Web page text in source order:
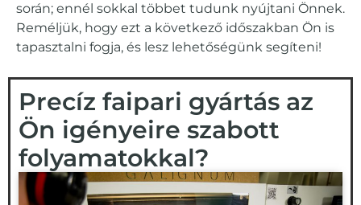
során; ennél sokkal többet tudunk nyújtani Önnek.
Reméljük, hogy ezt a következő időszakban Ön is
tapasztalni fogja, és lesz lehetőségünk segíteni!
Precíz faipari gyártás az
Ön igényeire szabott
folyamatokkal?